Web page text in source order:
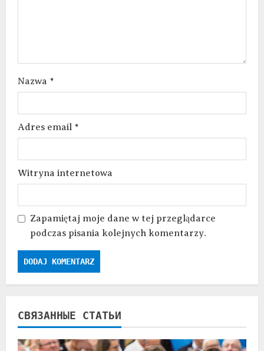
Nazwa *
Adres email *
Witryna internetowa
Zapamiętaj moje dane w tej przeglądarce
podczas pisania kolejnych komentarzy.
СВЯЗАННЫЕ СТАТЬИ